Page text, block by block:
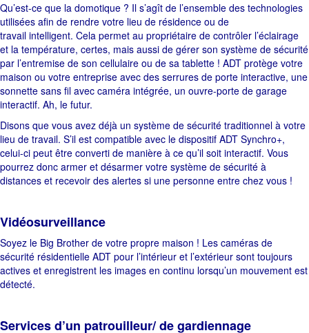
Qu’est-ce que la domotique ? Il s’agît de l’ensemble des technologies
utilisées afin de rendre votre lieu de résidence ou de
travail intelligent. Cela permet au propriétaire de contrôler l’éclairage
et la température, certes, mais aussi de gérer son système de sécurité
par l’entremise de son cellulaire ou de sa tablette ! ADT protège votre
maison ou votre entreprise avec des serrures de porte interactive, une
sonnette sans fil avec caméra intégrée, un ouvre-porte de garage
interactif. Ah, le futur.
Disons que vous avez déjà un système de sécurité traditionnel à votre
lieu de travail. S’il est compatible avec le dispositif ADT Synchro+,
celui-ci peut être converti de manière à ce qu’il soit interactif. Vous
pourrez donc armer et désarmer votre système de sécurité à
distances et recevoir des alertes si une personne entre chez vous !
Vidéosurveillance
Soyez le Big Brother de votre propre maison ! Les caméras de
sécurité résidentielle ADT pour l’intérieur et l’extérieur sont toujours
actives et enregistrent les images en continu lorsqu’un mouvement est
détecté.
Services d’un patrouilleur/ de gardiennage